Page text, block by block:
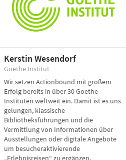
Kerstin Wesendorf
Goethe Institut
Wir setzen Actionbound mit großem
Erfolg bereits in über 30 Goethe-
Instituten weltweit ein. Damit ist es uns
gelungen, klassische
Bibliotheksführungen und die
Vermittlung von Informationen über
Ausstellungen oder digitale Angebote
um besucheraktivierende
„Erlebnisreisen“ zu ergänzen.